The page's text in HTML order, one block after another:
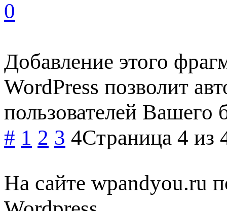
0
Добавление этого
WordPress позволит
пользователей Вашего
# 1 2 3 4Страница 4 из
На сайте wpandyou.ru